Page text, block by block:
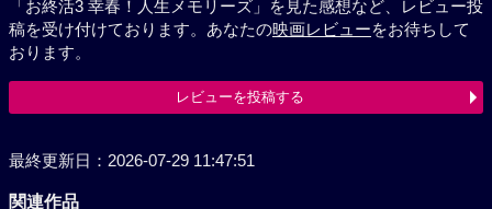
「お終活3 幸春！人生メモリーズ」を見た感想など、レビュー投
稿を受け付けております。あなたの映画レビューをお待ちして
おります。
レビューを投稿する
最終更新日：2026-07-29 11:47:51
関連作品